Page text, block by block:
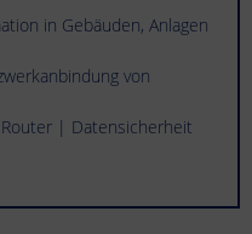
in Gebäuden, Anlagen
von
| Datensicherheit